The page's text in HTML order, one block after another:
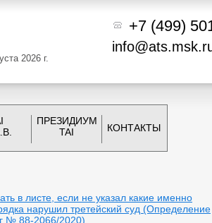
+7 (499)
2026 г.
ПРЕЗИДИУМ
TAI
КОНТАКТЫ
в листе, если не указал какие именно
нарушил третейский суд (Определение
№ 88-2066/2020)